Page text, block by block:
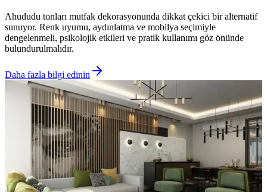
Ahududu tonları mutfak dekorasyonunda dikkat çekici bir alternatif
sunuyor. Renk uyumu, aydınlatma ve mobilya seçimiyle
dengelenmeli, psikolojik etkileri ve pratik kullanımı göz önünde
bulundurulmalıdır.
Daha fazla bilgi edinin